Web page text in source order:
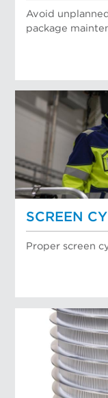
Avoid
package
SCREEN
Proper screen